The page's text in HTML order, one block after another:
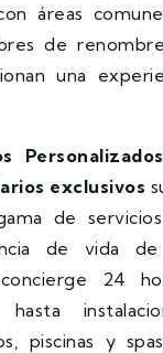
áreas
de
una
Personalizados
exclusivos
de
de vida de
24
hasta
piscinas y